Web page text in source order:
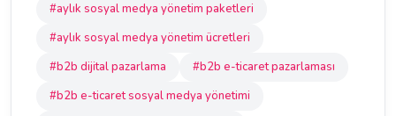
#aylık sosyal medya yönetim paketleri
#aylık sosyal medya yönetim ücretleri
#b2b dijital pazarlama
#b2b e-ticaret pazarlaması
#b2b e-ticaret sosyal medya yönetimi